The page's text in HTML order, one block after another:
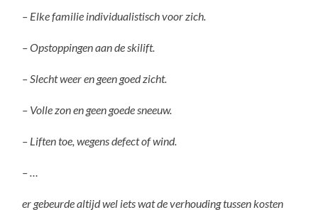
– Elke familie individualistisch voor zich.
– Opstoppingen aan de skilift.
– Slecht weer en geen goed zicht.
– Volle zon en geen goede sneeuw.
– Liften toe, wegens defect of wind.
– …
er gebeurde altijd wel iets wat de verhouding tussen kosten